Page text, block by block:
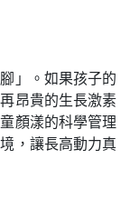
」。如果孩子的
昂貴的生長激素
顏漾的科學管理
，讓長高動力真